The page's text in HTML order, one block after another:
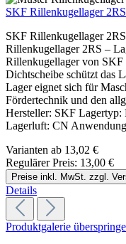
SKF Rillenkugellager
SKF Rillenkugellager
Rillenkugellager 2RS –
Rillenkugellager von
Dichtscheibe schützt das
Lager eignet sich für
Fördertechnik und den
Hersteller: SKF Lagertyp:
Lagerluft: CN
Varianten ab 13,02 €
Regulärer Preis: 13,00 €
Preise inkl. MwSt. zzgl.
Details
Produktgalerie